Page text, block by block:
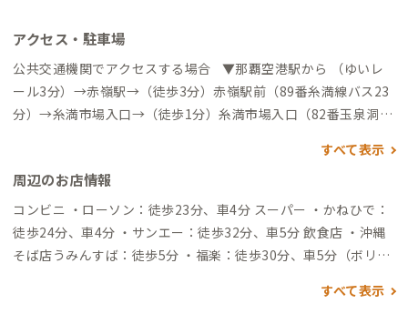
アクセス・駐車場
公共交通機関でアクセスする場合 ▼那覇空港駅から （ゆいレ
ール3分）→赤嶺駅→（徒歩3分）赤嶺駅前（89番糸満線バス23
分）→糸満市場入口→（徒歩1分）糸満市場入口（82番玉泉洞糸
から →（バス69分）琉球ホテル&リゾート名城ビーチ→ （徒歩1
6分）→到着 自動車でアクセスする場合 ▼那覇空港から
（一般道26分）→到着
すべて表示
周辺のお店情報
コンビニ ・ローソン：徒歩23分、車4分 スーパー ・かねひで：
徒歩24分、車4分 ・サンエー：徒歩32分、車5分 飲食店 ・沖縄
そば店うみんすば：徒歩5分 ・福楽：徒歩30分、車5分（ボリュ
分、車6分（ガーリックシュリンプ、パンケーキおいしく海を眺
すべて表示